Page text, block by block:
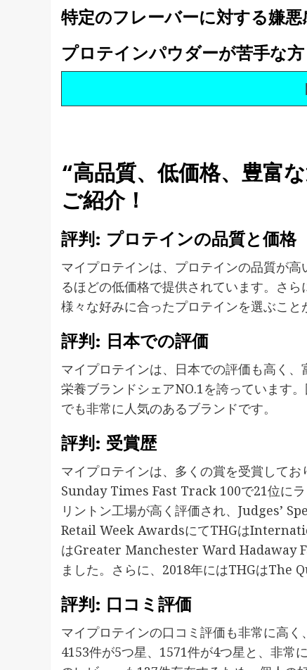
特定のフレーバーに対する嫌
プロテインパウダーが苦手な方
“高品質、低価格、豊富
ご紹介！
評判: プロテインの品質と価格
マイプロテインは、プロテインの品質が
るほどの低価格で提供されています。さ
様々な好みに合ったプロテインを選ぶこと
評判: 日本での評価
マイプロテインは、日本での評価も高く
栄養ブランドシェアNO.1を誇っています
でも非常に人気のあるブランドです。
評判: 受賞歴
マイプロテインは、多くの賞を受賞して
Sunday Times Fast Track 100で21位に
リントン工場が高く評価され、Judges’
Retail Week AwardsにてTHGは
はGreater Manchester Ward Hadaway
ました。さらに、2018年にはTHGはThe
評判: 口コミ評価
マイプロテインの口コミ評価も非常に高く
4153件が5つ星、1571件が4つ星と、非常